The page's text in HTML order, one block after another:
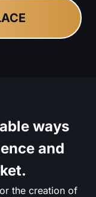
ways
and
the creation of